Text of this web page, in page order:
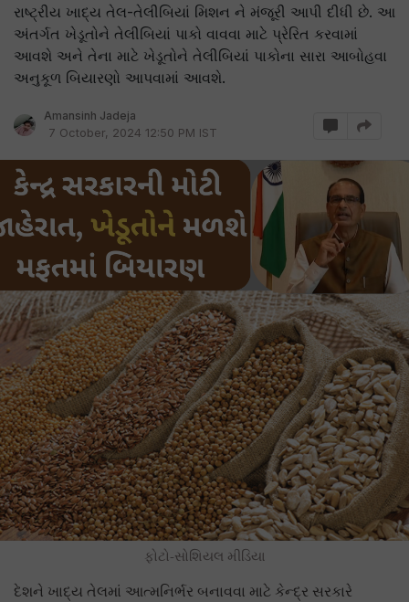
રાષ્ટ્રીય ખાદ્ય તેલ-તેલીબિયાં મિશન ને મંજૂરી આપી દીધી છે. આ
અંતર્ગત ખેડૂતોને તેલીબિયાં પાકો વાવવા માટે પ્રેરિત કરવામાં
આવશે અને તેના માટે ખેડૂતોને તેલીબિયાં પાકોના સારા આબોહવા
અનુકૂળ બિયારણો આપવામાં આવશે.
Amansinh Jadeja
7 October, 2024 12:50 PM IST
ફોટો-સોશિયલ મીડિયા
દેશને ખાદ્ય તેલમાં આત્મનિર્ભર બનાવવા માટે કેન્દ્ર સરકારે